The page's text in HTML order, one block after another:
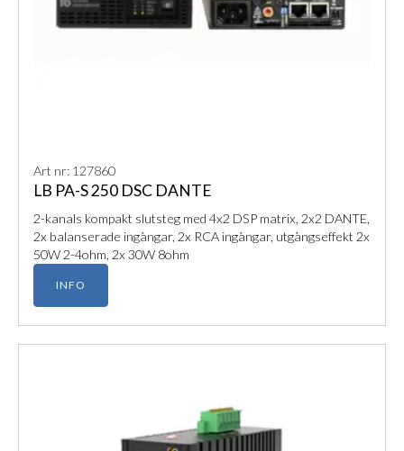
Art nr: 127860
LB PA-S 250 DSC DANTE
2-kanals kompakt slutsteg med 4x2 DSP matrix, 2x2 DANTE,
2x balanserade ingångar, 2x RCA ingångar, utgångseffekt 2x
50W 2-4ohm, 2x 30W 8ohm
INFO